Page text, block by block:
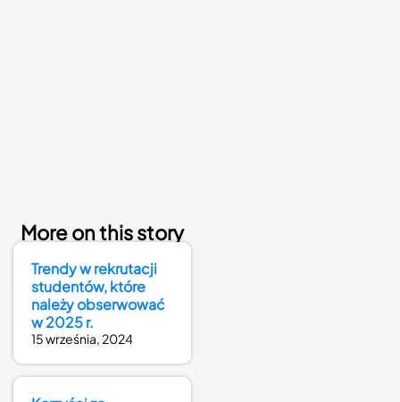
More on this story
Trendy w rekrutacji
studentów, które
należy obserwować
w 2025 r.
15 września, 2024